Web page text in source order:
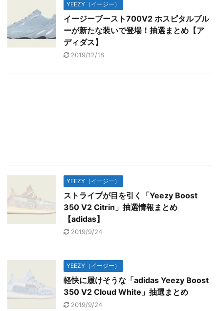
YEEZY（イージー）
イージーブースト700V2 ホスピタルブル
ーが新たな装いで登場！抽選まとめ【ア
ディダス】
2019/12/18
YEEZY（イージー）
ストライプが目を引く「Yeezy Boost
350 V2 Citrin」抽選情報まとめ
【adidas】
2019/9/24
YEEZY（イージー）
軽快に履けそうな「adidas Yeezy Boost
350 V2 Cloud White」抽選まとめ
2019/9/24